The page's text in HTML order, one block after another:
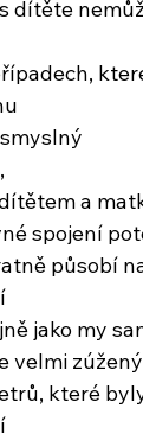
dítěte
a
spojení
působí
jako my
velmi zúžený
které